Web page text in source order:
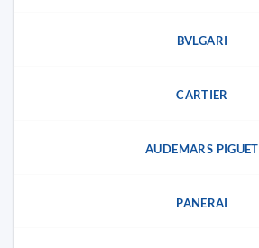
BVLGARI
CARTIER
AUDEMARS PIGUET
PANERAI